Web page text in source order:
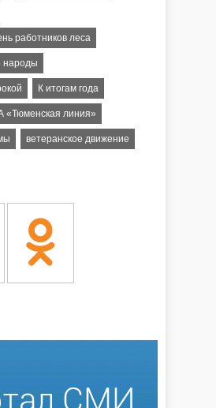
работников леса
народы
К итогам года
«Тюменская линия»
ветеранское движение